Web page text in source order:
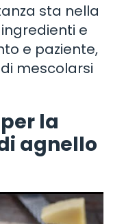
sta nella
e
e paziente,
mescolarsi
la
agnello